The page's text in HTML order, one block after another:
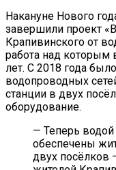
Накануне Нового
завершили проект
Крапивинского от
работа над которым
лет. С 2018 года
водопроводных
станции в двух
оборудование.
— Теперь
обеспечены
двух посёлков